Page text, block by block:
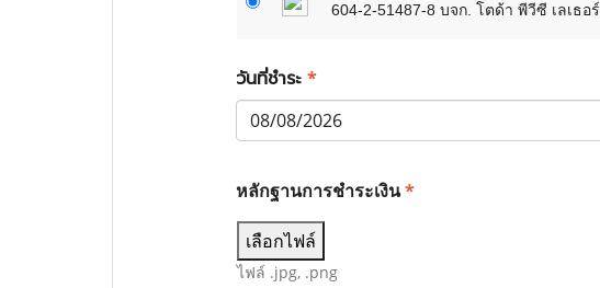
604-2-51487-8 บจก. โตด้า พีวีซี เลเธอร์
วันที่ชำระ *
หลักฐานการชำระเงิน*
เลือกไฟล์
ไฟล์ .jpg, .png